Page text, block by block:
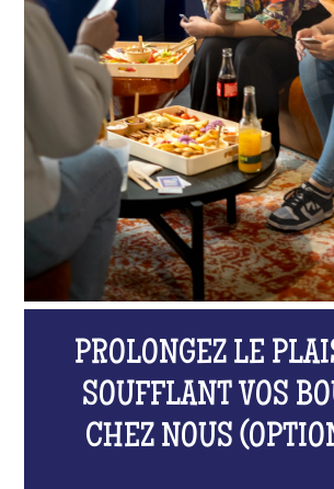
PROLONGEZ LE
SOUFFLANT VOS
CHEZ NOUS